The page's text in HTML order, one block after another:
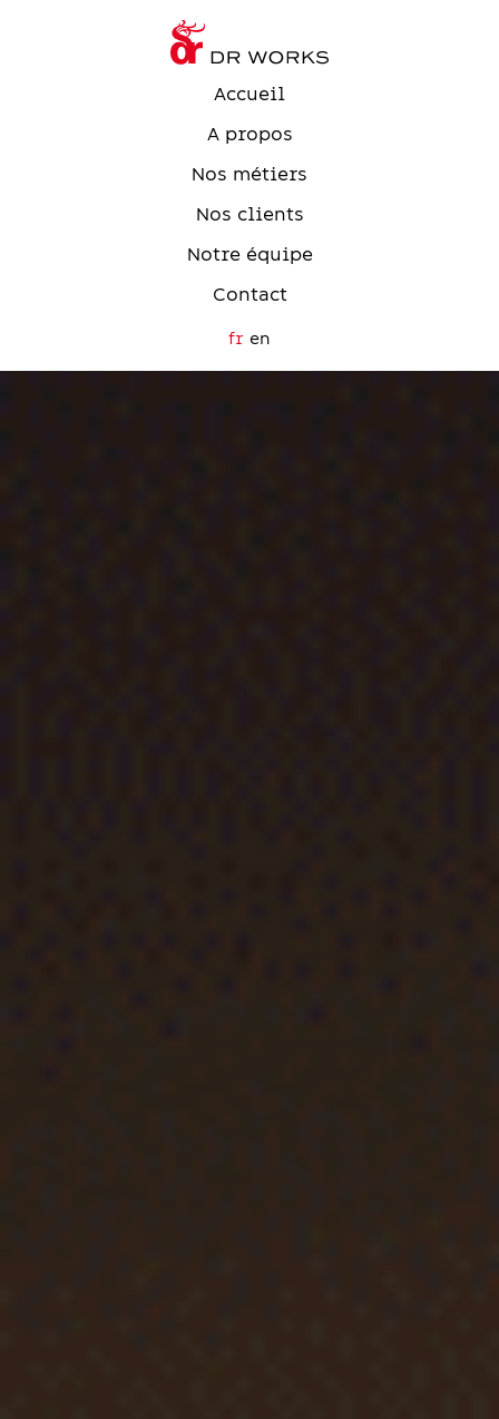
Accueil
A propos
Nos métiers
Nos clients
Notre équipe
Contact
fr en